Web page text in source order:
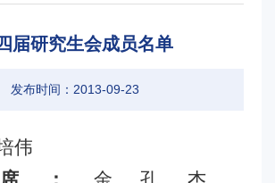
届研究生会成员名单
发布时间：2013-09-23
公培伟